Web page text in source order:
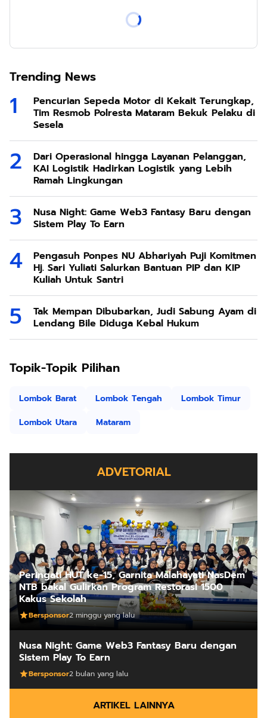
Trending News
Pencurian Sepeda Motor di Kekait Terungkap,
Tim Resmob Polresta Mataram Bekuk Pelaku di
Sesela
Dari Operasional hingga Layanan Pelanggan,
KAI Logistik Hadirkan Logistik yang Lebih
Ramah Lingkungan
Nusa Night: Game Web3 Fantasy Baru dengan
Sistem Play To Earn
Pengasuh Ponpes NU Abhariyah Puji Komitmen
Hj. Sari Yuliati Salurkan Bantuan PIP dan KIP
Kuliah Untuk Santri
Tak Mempan Dibubarkan, Judi Sabung Ayam di
Lendang Bile Diduga Kebal Hukum
Topik-Topik Pilihan
Lombok Barat Lombok Tengah
Lombok Timur
Lombok Utara
Mataram
ADVETORIAL
Peringati HUT ke-15, Garnita Malahayati NasDem
NTB bakal Gulirkan Program Restorasi 1500
Kakus Sekolah
Bersponsor2 minggu yang lalu
Nusa Night: Game Web3 Fantasy Baru dengan
Sistem Play To Earn
Bersponsor2 bulan yang lalu
ARTIKEL LAINNYA